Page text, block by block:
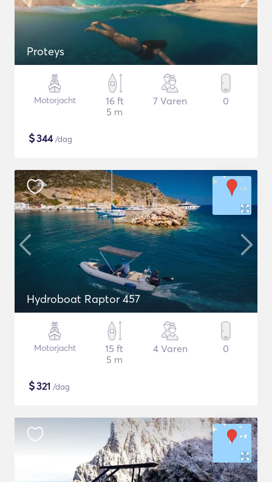
Proteys
Motorjacht
16 ft
5 m
7 Varen 0
$344/dag
Hydroboat Raptor 457
Motorjacht
15 ft
5 m
4 Varen 0
$321 /dag